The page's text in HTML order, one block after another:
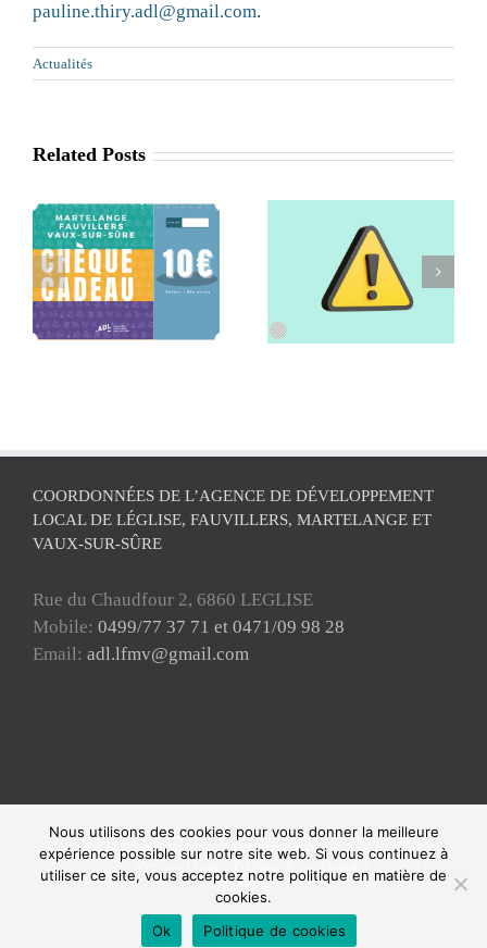
pauline.thiry.adl@gmail.com.
Actualités
Related Posts
Retrait de la
commune de
Léglise de l’ADL
Séance
d’information
COORDONNÉES DE L’AGENCE DE DÉVELOPPEMENT
LOCAL DE LÉGLISE, FAUVILLERS, MARTELANGE ET
VAUX-SUR-SÛRE
Rue du Chaudfour 2, 6860 LEGLISE
Mobile: 0499/77 37 71 et 0471/09 98 28
Email: adl.lfmv@gmail.com
Copyright ADL Léglise-Fauvillers-Martelange-Vaux-sur-Sûre 2021 © Tous
droits réservés |
Politique de confidentialité
| Powered by
WordPress
Facebook
Nous utilisons des cookies pour vous donner la meilleure
expérience possible sur notre site web. Si vous continuez à
utiliser ce site, vous acceptez notre politique en matière de
cookies.
Ok
Politique de cookies